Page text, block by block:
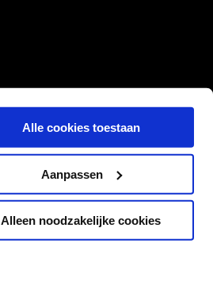
Alle cookies toestaan
Aanpassen
Alleen noodzakelijke cookies